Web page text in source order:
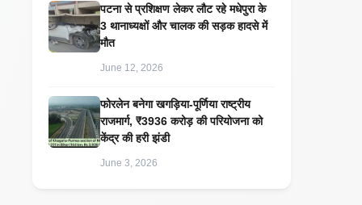
पटना से प्रशिक्षण लेकर लौट रहे मधेपुरा के
3 थानाध्यक्षों और चालक की सड़क हादसे में
मौत
June 12, 2026
​फोरलेन बनेगा खगड़िया-पूर्णिया राष्ट्रीय
राजमार्ग, ₹3936 करोड़ की परियोजना को
केंद्र की हरी झंडी
June 3, 2026